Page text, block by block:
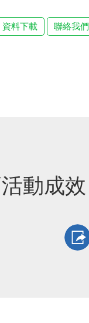
資料下載 聯絡我們
動成效